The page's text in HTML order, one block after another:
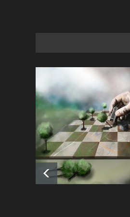
به یاد اردوغان باشول (۱۹۳۶–
اخبار 2 ماه قبل
رویداد کارگاهی کارتون و پوستر
«ایران سربلند» به ا…
اخبار 6 ماه قبل
فراخوان رویداد کارگاهی کارتون و
پوستر "ایران سربل…
اخبار